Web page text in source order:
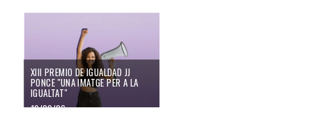
XIII Premio de Igualdad JJ Ponce "Una imatge per a la Igualtat"
XIII PREMIO DE IGUALDAD JJ
PONCE "UNA IMATGE PER A LA
IGUALTAT"
19/02/26